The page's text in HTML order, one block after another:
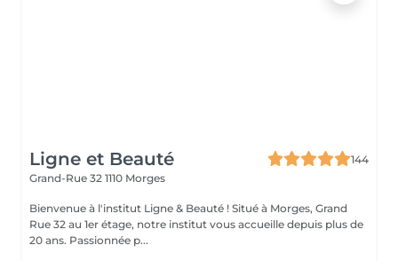
Ligne et Beauté
144
Grand-Rue 32 1110 Morges
Bienvenue à l'institut Ligne & Beauté ! Situé à Morges, Grand
Rue 32 au 1er étage, notre institut vous accueille depuis plus de
20 ans. Passionnée p...